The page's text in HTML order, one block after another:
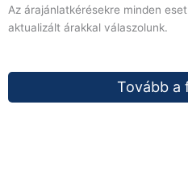
Az árajánlatkérésekre minden
aktualizált árakkal válaszolunk.
Tovább a